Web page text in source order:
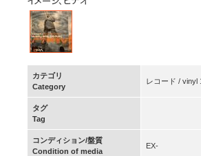
カテゴリ
Category
レコード / vinyl
タグ
Tag
コンディション/盤質
Condition of media
EX-